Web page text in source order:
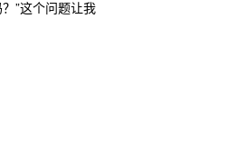
”这个问题让我